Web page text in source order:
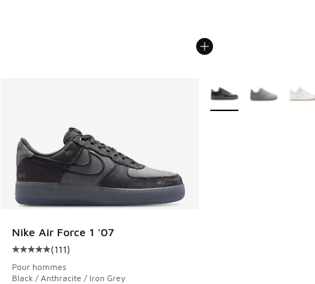
Nike Air Force 1 '07
Cote moyenne du client - [5 sur 5 étoiles], 111
(111)
Pour hommes
Black / Anthracite / Iron Grey
Plus de couleurs